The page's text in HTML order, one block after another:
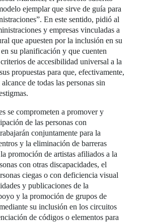
ejemplar que sirve de guía para
En este sentido, pidió al
y empresas vinculadas a
que apuesten por la inclusión en su
su planificación y que cuenten
de accesibilidad universal a la
propuestas para que, efectivamente,
de todas las personas sin
se comprometen a promover y
de las personas con
conjuntamente para la
y la eliminación de barreras
promoción de artistas afiliados a la
con otras discapacidades, el
ciegas o con deficiencia visual
y publicaciones de la
y la promoción de grupos de
su inclusión en los circuitos
de códigos o elementos para